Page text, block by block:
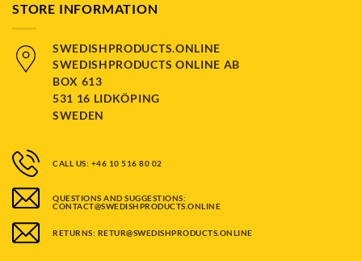
STORE INFORMATION
SWEDISHPRODUCTS.ONLINE
SWEDISHPRODUCTS ONLINE AB
BOX 613
531 16 LIDKÖPING
SWEDEN
CALL US: +46 10 516 80 02
QUESTIONS AND SUGGESTIONS:
CONTACT@SWEDISHPRODUCTS.ONLINE
RETURNS: RETUR@SWEDISHPRODUCTS.ONLINE